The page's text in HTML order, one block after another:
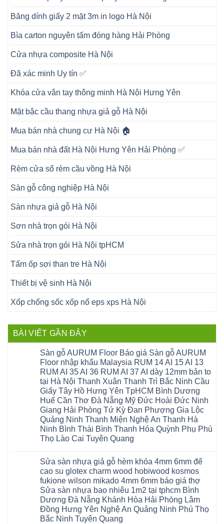
Băng dính giấy 2 mặt 3m in logo Hà Nội
Bìa carton nguyên tấm đóng hàng Hải Phòng
Cửa nhựa composite Hà Nội
Đã xác minh Uy tín ✅
Khóa cửa vân tay thông minh Hà Nội Hưng Yên
Mặt bậc cầu thang nhựa giả gỗ Hà Nội
Mua bán nhà chung cư Hà Nội 🏠
Mua bán nhà đất Hà Nội Hưng Yên Hải Phòng ✅
Rèm cửa sổ rèm cầu vồng Hà Nội
Sàn gỗ công nghiệp Hà Nội
Sàn nhựa giả gỗ Hà Nội
Sơn nhà trọn gói Hà Nội
Sửa nhà trọn gói Hà Nội tpHCM
Tấm ốp sợi than tre Hà Nội
Thiết bị vệ sinh Hà Nội
Xốp chống sốc xốp nổ eps xps Hà Nội
BÀI VIẾT GẦN ĐÂY
Sàn gỗ AURUM Floor Báo giá Sàn gỗ AURUM
Floor nhập khẩu Malaysia RUM 14 AI 15 AI 13
RUM AI 35 AI 36 RUM AI 37 AI dày 12mm bản to
tại Hà Nội Thanh Xuân Thanh Trì Bắc Ninh Cầu
Giấy Tây Hồ Hưng Yên TpHCM Bình Dương
Huế Cần Thơ Đà Nẵng Mỹ Đức Hoài Đức Ninh
Giang Hải Phòng Tứ Kỳ Đan Phượng Gia Lộc
Quảng Ninh Thanh Miện Nghệ An Thanh Hà
Ninh Bình Thái Bình Thanh Hóa Quỳnh Phụ Phú
Thọ Lào Cai Tuyên Quang
bình
luận
ở
Sàn
gỗ
AURUM
Floor
Báo
giá
Sàn
Sửa sàn nhựa giả gỗ hèm khóa 4mm 6mm đế
cao su glotex charm wood hobiwood kosmos
fukione wilson mikado 4mm 6mm báo giá thợ
Sửa sàn nhựa bao nhiêu 1m2 tại tphcm Bình
Dương Đà Nẵng Khánh Hòa Hải Phòng Lâm
Đồng Hưng Yên Nghệ An Quảng Ninh Phú Thọ
Bắc Ninh Tuyên Quang